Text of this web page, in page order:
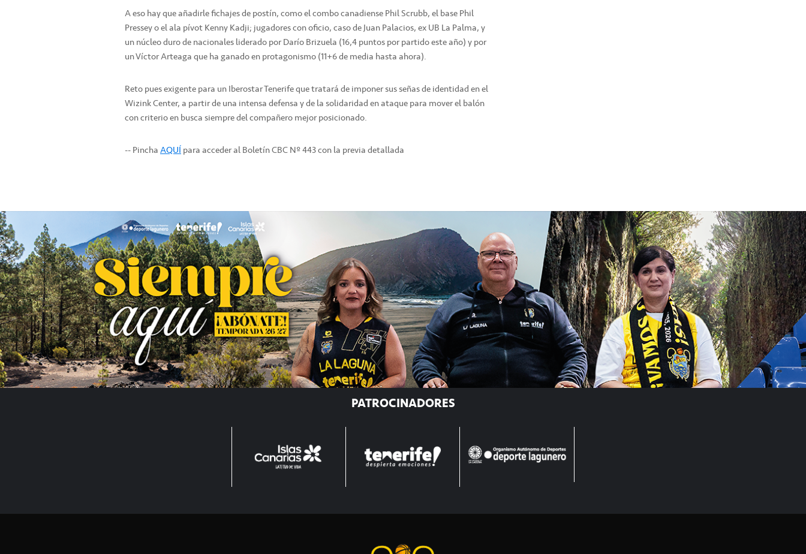
A eso hay que añadirle fichajes de postín, como el combo canadiense Phil Scrubb, el base Phil
Pressey o el ala pívot Kenny Kadji; jugadores con oficio, caso de Juan Palacios, ex UB La Palma, y
un núcleo duro de nacionales liderado por Darío Brizuela (16,4 puntos por partido este año) y por
un Víctor Arteaga que ha ganado en protagonismo (11+6 de media hasta ahora).
Reto pues exigente para un Iberostar Tenerife que tratará de imponer sus señas de identidad en el
Wizink Center, a partir de una intensa defensa y de la solidaridad en ataque para mover el balón
con criterio en busca siempre del compañero mejor posicionado.
-- PinchaAQUÍpara acceder al Boletín CBC Nº 443 con la previa detallada
PATROCINADORES